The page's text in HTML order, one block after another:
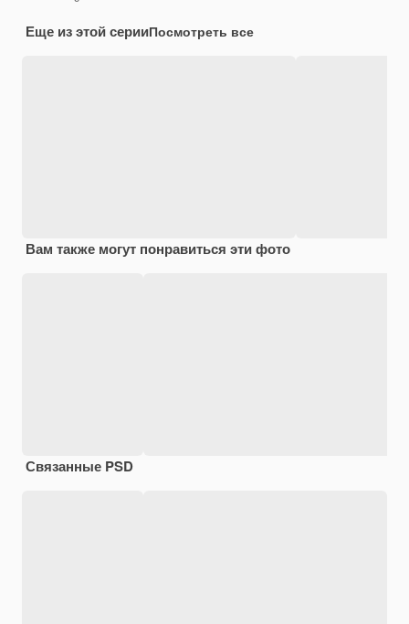
Еще из этой серииПосмотреть все
Вам также могут понравиться эти фото
Связанные PSD